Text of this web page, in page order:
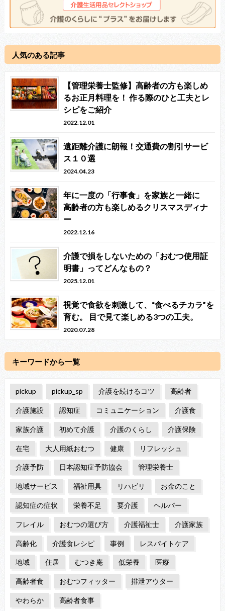
人気のある記事
【管理栄養士監修】高齢者の方も楽しめ
るお正月料理を！ 作る際のひと工夫とレ
シピをご紹介
2022.12.01
遠距離介護に朗報！交通費の割引サービ
ス１０選
2024.04.23
年に一度の「行事食」を家族と一緒に
高齢者の方も楽しめるクリスマスディナ
ー
2022.12.16
介護で損をしないための「おむつ使用証
明書」ってどんなもの？
2025.12.01
視覚で食欲を刺激して、“食べるチカラ”を
育む。 目で見て楽しめる3つの工夫。
2020.07.28
キーワードから一覧
pickup pickup_sp 介護を続けるコツ 高齢者
介護施設 認知症 コミュニケーション 介護食
家族介護 初めて介護 介護のくらし 介護保険
在宅 大人用紙おむつ 健康 リフレッシュ
介護予防 日本認知症予防協会 管理栄養士
地域サービス 福祉用具 リハビリ お金のこと
認知症の症状 栄養不足 要介護 ヘルパー
フレイル おむつの選び方 介護福祉士 介護家族
高齢化 介護食レシピ 事例 レスパイトケア
地域 住居 むつき庵 低栄養 医療
高齢者食 おむつフィッター 排泄アウター
やわらか 高齢者食事